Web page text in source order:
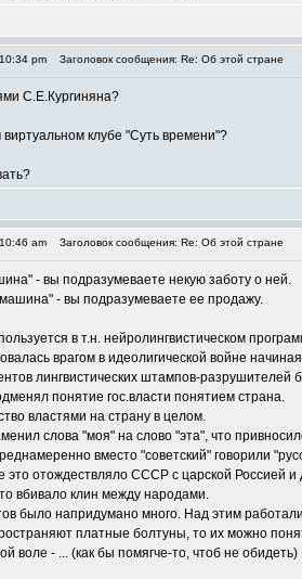
pm Заголовок сообщения: Re: Об этой стране
С.Е.Кургиняна?
клубе "Суть времени"?
am Заголовок сообщения: Re: Об этой стране
- вы подразумеваете некую заботу о ней.
- вы подразумеваете ее продажу.
в т.н. нейролингвистическом
врагом в идеолигической войне
лингвистических штампов-
понятие гос.власти понятием страна.
властями на страну в целом.
слова "моя" на слово "эта", что
вместо "советский" говорили
отождествляло СССР с царской Россией
вбивало клин между народами.
было напридумано много. Над этим
платные болтуны, то их можно
воле - ... (как бы помягче-то, чтоб не обидеть)